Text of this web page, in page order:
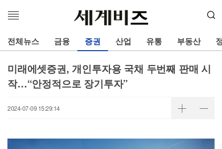
메
열
기
전체뉴스 금융 증권 산업 유통 부동산
미래에셋증권, 개인투자용 국채 두번째 판매 시
작…“안정적으로 장기투자”
2024-07-09 15:29:14